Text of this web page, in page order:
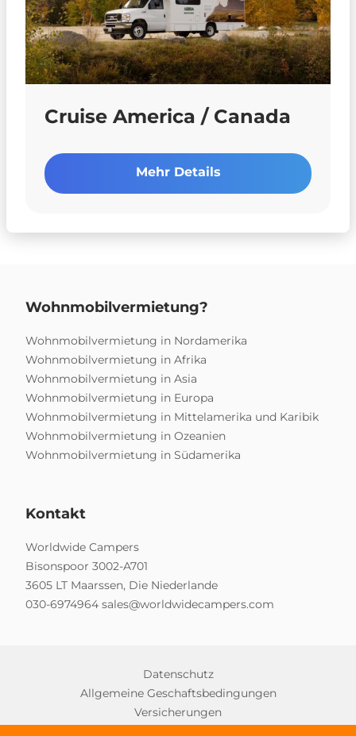
Cruise America / Canada
Mehr Details
Wohnmobilvermietung?
Wohnmobilvermietung in Nordamerika
Wohnmobilvermietung in Afrika
Wohnmobilvermietung in Asia
Wohnmobilvermietung in Europa
Wohnmobilvermietung in Mittelamerika und Karibik
Wohnmobilvermietung in Ozeanien
Wohnmobilvermietung in Südamerika
Kontakt
Worldwide Campers
Bisonspoor 3002-A701
3605 LT Maarssen, Die Niederlande
030-6974964 sales@worldwidecampers.com
Datenschutz
Allgemeine Geschaftsbedingungen
Versicherungen